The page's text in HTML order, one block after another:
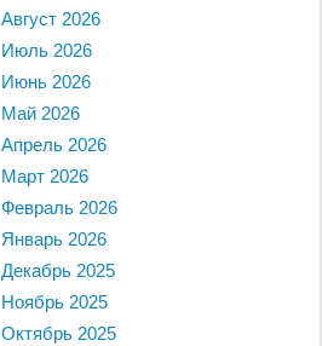
Август 2026
Июль 2026
Июнь 2026
Май 2026
Апрель 2026
Март 2026
Февраль 2026
Январь 2026
Декабрь 2025
Ноябрь 2025
Октябрь 2025